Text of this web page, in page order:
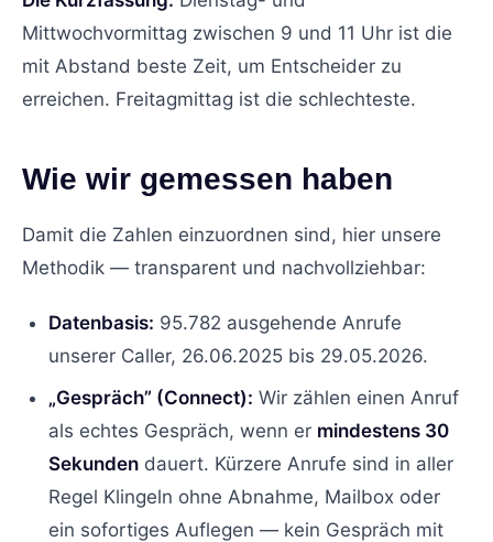
Mittwochvormittag zwischen 9 und 11 Uhr ist die
mit Abstand beste Zeit, um Entscheider zu
erreichen. Freitagmittag ist die schlechteste.
Wie wir gemessen haben
Damit die Zahlen einzuordnen sind, hier unsere
Methodik — transparent und nachvollziehbar:
Datenbasis: 95.782 ausgehende Anrufe
unserer Caller, 26.06.2025 bis 29.05.2026.
„Gespräch” (Connect): Wir zählen einen Anruf
als echtes Gespräch, wenn er mindestens 30
Sekunden dauert. Kürzere Anrufe sind in aller
Regel Klingeln ohne Abnahme, Mailbox oder
ein sofortiges Auflegen — kein Gespräch mit